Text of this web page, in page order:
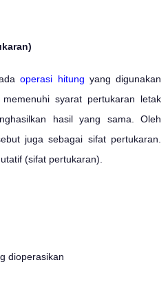
operasi hitung yang digunakan
syarat pertukaran letak
hasil yang sama. Oleh
juga sebagai sifat pertukaran.
(sifat pertukaran).
dioperasikan